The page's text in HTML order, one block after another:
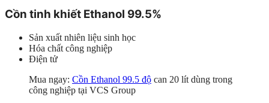
Cồn tinh khiết Ethanol 99.5%
Sản xuất nhiên liệu sinh học
Hóa chất công nghiệp
Điện tử
Mua ngay: Cồn Ethanol 99.5 độ can 20 lít dùng trong
công nghiệp tại VCS Group